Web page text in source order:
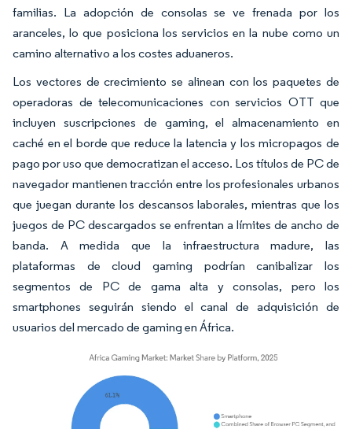
familias. La adopción de consolas se ve frenada por los
aranceles, lo que posiciona los servicios en la nube como un
camino alternativo a los costes aduaneros.
Los vectores de crecimiento se alinean con los paquetes de
operadoras de telecomunicaciones con servicios OTT que
incluyen suscripciones de gaming, el almacenamiento en
caché en el borde que reduce la latencia y los micropagos de
pago por uso que democratizan el acceso. Los títulos de PC de
navegador mantienen tracción entre los profesionales urbanos
que juegan durante los descansos laborales, mientras que los
juegos de PC descargados se enfrentan a límites de ancho de
banda. A medida que la infraestructura madure, las
plataformas de cloud gaming podrían canibalizar los
segmentos de PC de gama alta y consolas, pero los
smartphones seguirán siendo el canal de adquisición de
usuarios del mercado de gaming en África.